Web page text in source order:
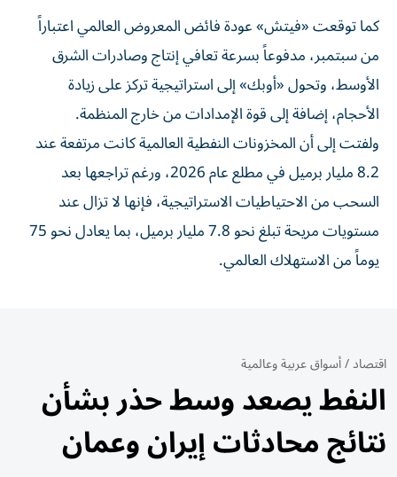
كما توقعت «فيتش» عودة فائض المعروض العالمي اعتباراً
من سبتمبر، مدفوعاً بسرعة تعافي إنتاج وصادرات الشرق
الأوسط، وتحول «أوبك» إلى استراتيجية تركز على زيادة
الأحجام، إضافة إلى قوة الإمدادات من خارج المنظمة.
ولفتت إلى أن المخزونات النفطية العالمية كانت مرتفعة عند
8.2 مليار برميل في مطلع عام 2026، ورغم تراجعها بعد
السحب من الاحتياطيات الاستراتيجية، فإنها لا تزال عند
مستويات مريحة تبلغ نحو 7.8 مليار برميل، بما يعادل نحو 75
يوماً من الاستهلاك العالمي.
اقتصاد/أسواق عربية وعالمية
النفط يصعد وسط حذر بشأن
نتائج محادثات إيران وعمان